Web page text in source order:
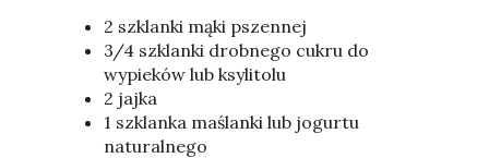
2 szklanki mąki pszennej
3/4 szklanki drobnego cukru do
wypieków lub ksylitolu
2 jajka
1 szklanka maślanki lub jogurtu
naturalnego